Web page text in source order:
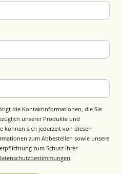
die Kontaktinformationen, die Sie
unserer Produkte und
können sich jederzeit von diesen
zum Abbestellen sowie unsere
zum Schutz Ihrer
.